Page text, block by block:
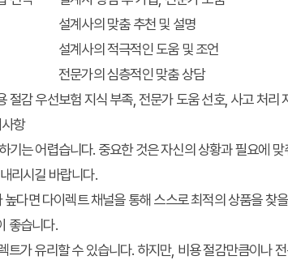
설계사의 맞춤 추천 및 설명
설계사의 적극적인 도움 및 조언
전문가의 심층적인 맞춤 상담
절감 우선보험 지식 부족, 전문가 도움 선호, 사고 처리
항
는 어렵습니다. 중요한 것은 자신의 상황과 필요에
리시길 바랍니다.
다면 다이렉트 채널을 통해 스스로 최적의 상품을 찾
좋습니다.
트가 유리할 수 있습니다. 하지만, 비용 절감만큼이나